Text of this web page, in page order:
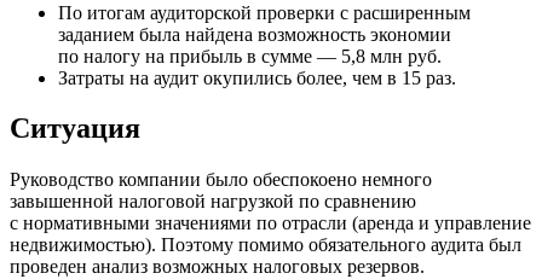
По итогам аудиторской проверки с расширенным
заданием была найдена возможность экономии
по налогу на прибыль в сумме — 5,8 млн руб.
Затраты на аудит окупились более, чем в 15 раз.
Ситуация
Руководство компании было обеспокоено немного
завышенной налоговой нагрузкой по сравнению
с нормативными значениями по отрасли (аренда и управление
недвижимостью). Поэтому помимо обязательного аудита был
проведен анализ возможных налоговых резервов.